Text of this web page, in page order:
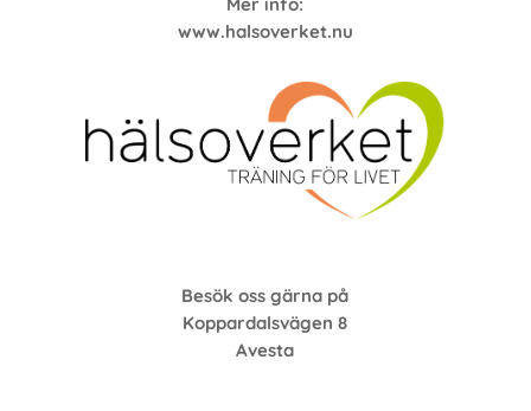
www.halsoverket.nu
Besök oss gärna på
Koppardalsvägen 8
Avesta